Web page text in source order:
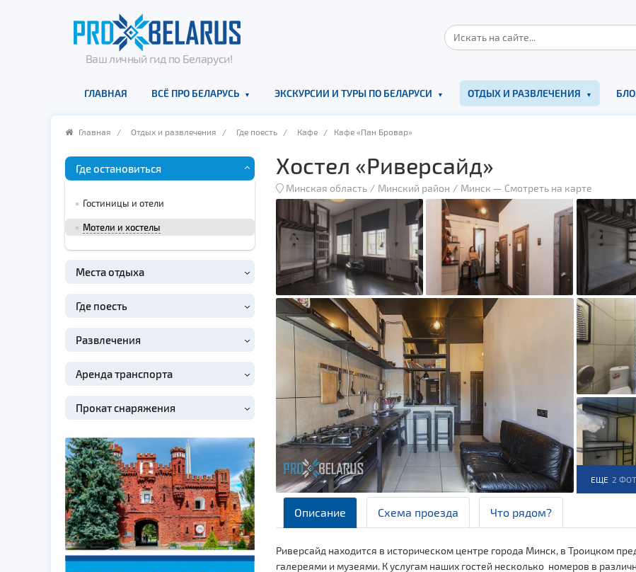
Ваш личный гид по Беларуси!
ГЛАВНАЯ ВСЁ ПРО БЕЛАРУСЬ ЭКСКУРСИИ И ТУРЫ ПО БЕЛАРУСИ ОТДЫХ И РАЗВЛЕЧЕНИЯ
Главная / Отдых и развлечения / Где поесть / Кафе / Кафе «Пан Бровар»
Где остановиться
Гостиницы и отели
Мотели и хостелы
Места отдыха
Где поесть
Развлечения
Аренда транспорта
Прокат снаряжения
Хостел «Риверсайд»
Минская область Минский район Минск — Смотреть на карте
ЕЩЕ 2
Описание Схема проезда Что рядом?
Риверсайд находится в историческом центре города Минск, в Троицком
галереями и музеями. К услугам наших гостей несколько номеров в